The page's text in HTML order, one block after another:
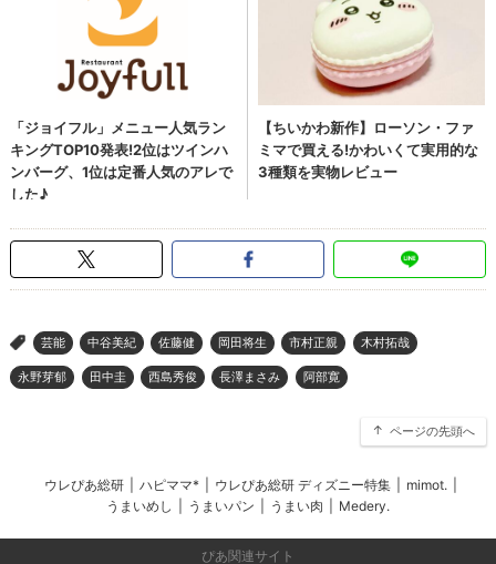
> 芸能 中谷美紀 佐藤健 岡田将生 市村正親 木村拓哉
永野芽郁 田中圭 西島秀俊 長澤まさみ 阿部寛
ページの先頭へ
ウレぴあ総研 ハピママ* ウレぴあ総研 ディズニー特集 mimot.
うまいめし
うまいパン うまい肉 Medery.
ぴあ関連サイト